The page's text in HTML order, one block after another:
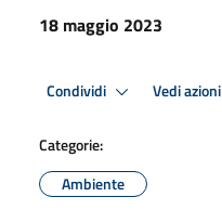
18 maggio 2023
Condividi Vedi azioni
Categorie:
Ambiente